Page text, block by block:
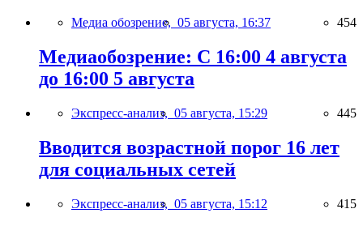
Медиа обозрение, 05 августа, 16:37 454
Медиаобозрение: С 16:00 4 августа
до 16:00 5 августа
Экспресс-анализ, 05 августа, 15:29 445
Вводится возрастной порог 16 лет
для социальных сетей
Экспресс-анализ, 05 августа, 15:12 415